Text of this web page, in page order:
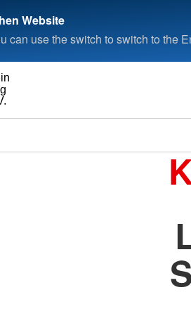
Website
can use the switch to switch to the